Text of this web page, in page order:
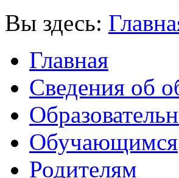
Вы здесь:
Главная
Сведения об
Обучающимся
Родителям